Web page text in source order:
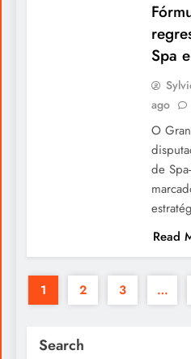
Eterna a Cristiano
Spa
ago
O
de
Read
1 2 3 …
Search